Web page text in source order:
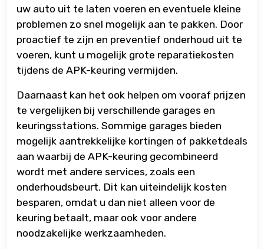
uw auto uit te laten voeren en eventuele kleine
problemen zo snel mogelijk aan te pakken. Door
proactief te zijn en preventief onderhoud uit te
voeren, kunt u mogelijk grote reparatiekosten
tijdens de APK-keuring vermijden.
Daarnaast kan het ook helpen om vooraf prijzen
te vergelijken bij verschillende garages en
keuringsstations. Sommige garages bieden
mogelijk aantrekkelijke kortingen of pakketdeals
aan waarbij de APK-keuring gecombineerd
wordt met andere services, zoals een
onderhoudsbeurt. Dit kan uiteindelijk kosten
besparen, omdat u dan niet alleen voor de
keuring betaalt, maar ook voor andere
noodzakelijke werkzaamheden.